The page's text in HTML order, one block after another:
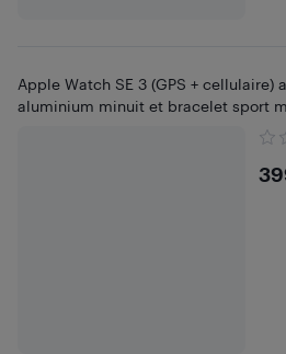
Apple Watch SE 3 (GPS +
aluminium minuit et bracelet sport